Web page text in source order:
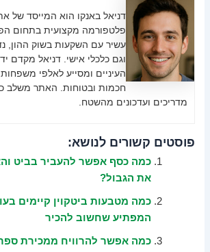
פלטפורמה מקצועית בתחום
עשיר עם השקעות בשוק ההון,
וגם כלכלי אישי. דניאל מקדם
העיניים ומסייע לאלפי
חכמות ובטוחות. האתר משלב
מדריכים ועדכונים מהשטח.
פוסטים קשורים לנושא:
כמה כסף אפשר להעביר בביט
את הגבול?
כמה מטבעות ביטקוין קיימים
המפתיע שחשוב להכיר
כמה אפשר להרוויח ממכירת